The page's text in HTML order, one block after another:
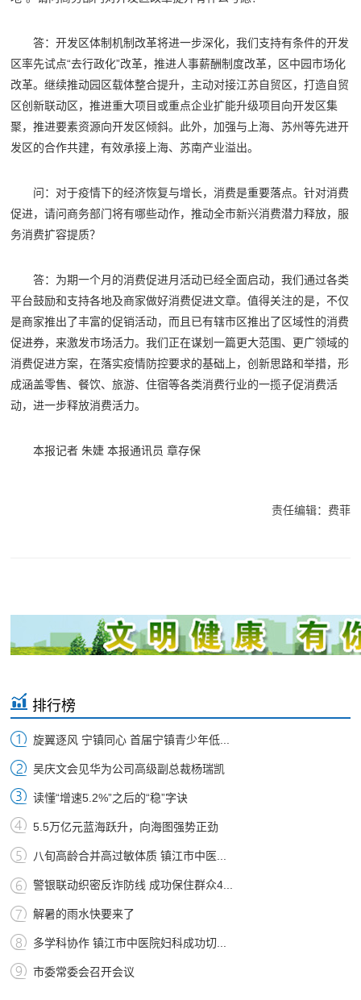
答：开发区体制机制改革将进一步深化，我们支持有条件的开发
区率先试点“去行政化”改革，推进人事薪酬制度改革，区中园市场化
改革。继续推动园区载体整合提升，主动对接江苏自贸区，打造自贸
区创新联动区，推进重大项目或重点企业扩能升级项目向开发区集
聚，推进要素资源向开发区倾斜。此外，加强与上海、苏州等先进开
发区的合作共建，有效承接上海、苏南产业溢出。
问：对于疫情下的经济恢复与增长，消费是重要落点。针对消费
促进，请问商务部门将有哪些动作，推动全市新兴消费潜力释放，服
务消费扩容提质？
答：为期一个月的消费促进月活动已经全面启动，我们通过各类
平台鼓励和支持各地及商家做好消费促进文章。值得关注的是，不仅
是商家推出了丰富的促销活动，而且已有辖市区推出了区域性的消费
促进券，来激发市场活力。我们正在谋划一篇更大范围、更广领域的
消费促进方案，在落实疫情防控要求的基础上，创新思路和举措，形
成涵盖零售、餐饮、旅游、住宿等各类消费行业的一揽子促消费活
动，进一步释放消费活力。
本报记者 朱婕 本报通讯员 章存保
责任编辑：费菲
排行榜
旋翼逐风 宁镇同心 首届宁镇青少年低...
吴庆文会见华为公司高级副总裁杨瑞凯
读懂“增速5.2%”之后的“稳”字诀
5.5万亿元蓝海跃升，向海图强势正劲
八旬高龄合并高过敏体质 镇江市中医...
警银联动织密反诈防线 成功保住群众4...
解暑的雨水快要来了
多学科协作 镇江市中医院妇科成功切...
市委常委会召开会议